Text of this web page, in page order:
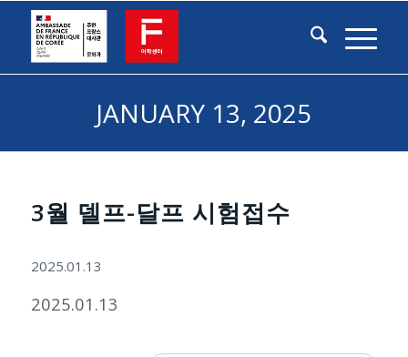
JANUARY 13, 2025
3월 델프-달프 시험접수
2025.01.13
2025.01.13